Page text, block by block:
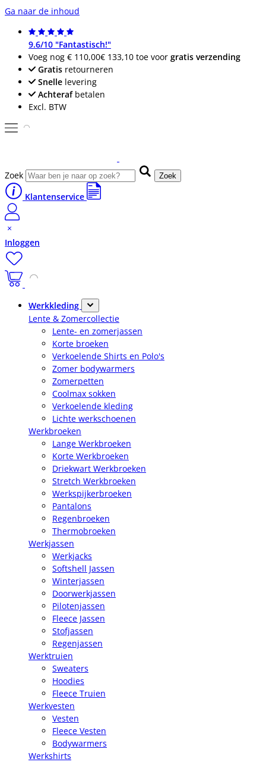
Ga naar de inhoud
9.6/10 "Fantastisch!"
Voeg nog € 110,00€ 133,10 toe voor gratis verzending
Gratis retourneren
Snelle levering
Achterafbetalen
Excl. BTW
Zoek Zoek
Klantenservice
Inloggen
Werkkleding
Lente & Zomercollectie
Lente- en zomerjassen
Korte broeken
Verkoelende Shirts en Polo's
Zomer bodywarmers
Zomerpetten
Coolmax sokken
Verkoelende kleding
Lichte werkschoenen
Werkbroeken
Lange Werkbroeken
Korte Werkbroeken
Driekwart Werkbroeken
Stretch Werkbroeken
Werkspijkerbroeken
Pantalons
Regenbroeken
Thermobroeken
Werkjassen
Werkjacks
Softshell Jassen
Winterjassen
Doorwerkjassen
Pilotenjassen
Fleece Jassen
Stofjassen
Regenjassen
Werktruien
Sweaters
Hoodies
Fleece Truien
Werkvesten
Vesten
Fleece Vesten
Bodywarmers
Werkshirts